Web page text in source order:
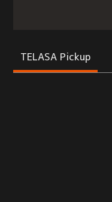
TELASA Pickup